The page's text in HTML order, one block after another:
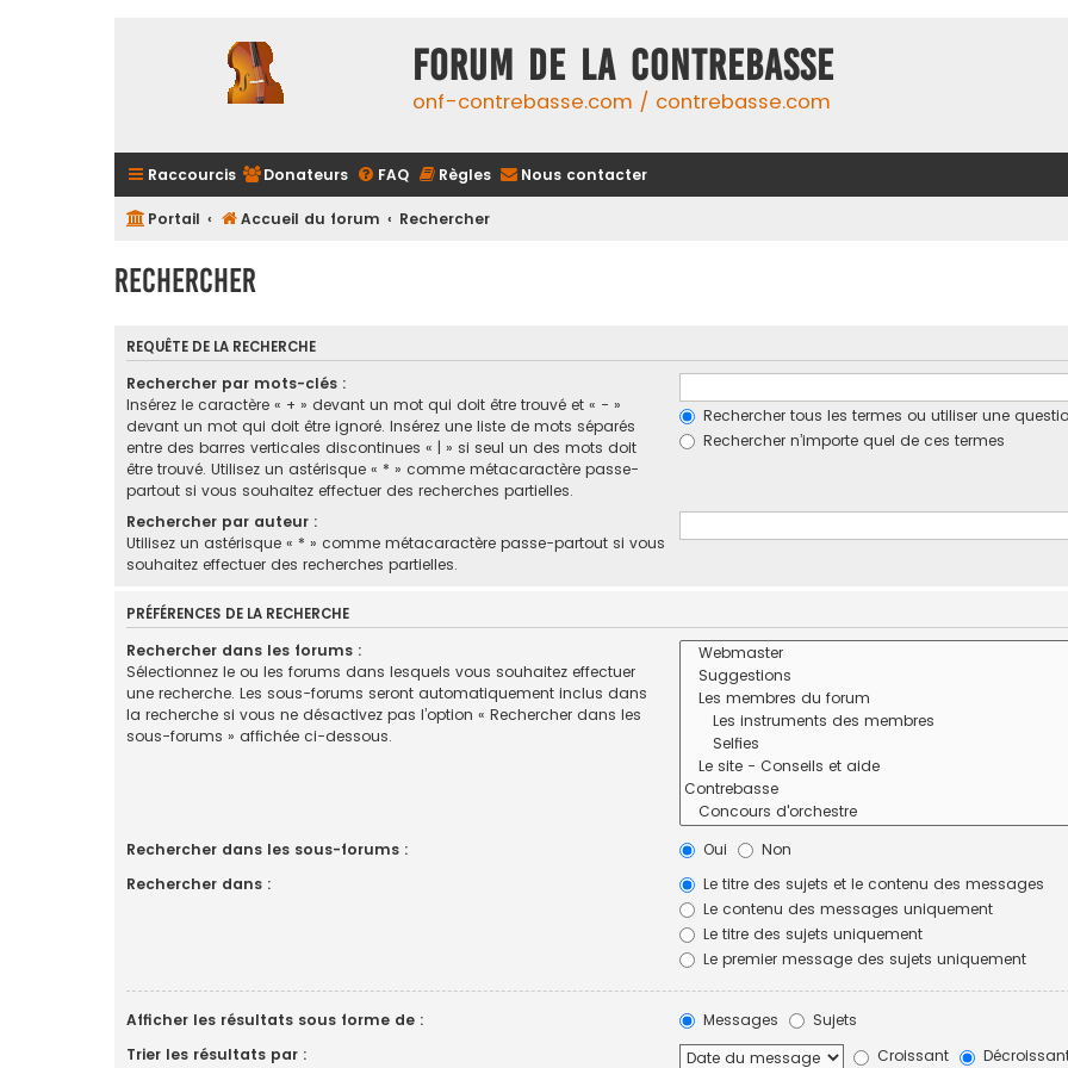
FORUM DE LA CONTREBASSE
onf-contrebasse.com / contrebasse.com
Raccourcis Donateurs FAQ Règles Nous contacter
Portail Accueil du forum Rechercher
Rechercher
REQUÊTE DE LA RECHERCHE
Rechercher par mots-clés :
Insérez le caractère « + » devant un mot qui doit être trouvé et « - »
devant un mot qui doit être ignoré. Insérez une liste de mots séparés
entre des barres verticales discontinues « | » si seul un des mots doit
être trouvé. Utilisez un astérisque « * » comme métacaractère passe-
partout si vous souhaitez effectuer des recherches partielles.
Rechercher tous les termes ou utiliser une
Rechercher n’importe quel de ces termes
Rechercher par auteur :
Utilisez un astérisque « * » comme métacaractère passe-partout si vous
souhaitez effectuer des recherches partielles.
PRÉFÉRENCES DE LA RECHERCHE
Rechercher dans les forums :
Sélectionnez le ou les forums dans lesquels vous souhaitez effectuer
une recherche. Les sous-forums seront automatiquement inclus dans
la recherche si vous ne désactivez pas l’option « Rechercher dans les
sous-forums » affichée ci-dessous.
Rechercher dans les sous-forums : Oui
Non
Rechercher dans :
Le titre des sujets et le contenu des messages
Le contenu des messages uniquement
Le titre des sujets uniquement
Le premier message des sujets uniquement
Afficher les résultats sous forme de : Messages
Sujets
Trier les résultats par :
Croissant